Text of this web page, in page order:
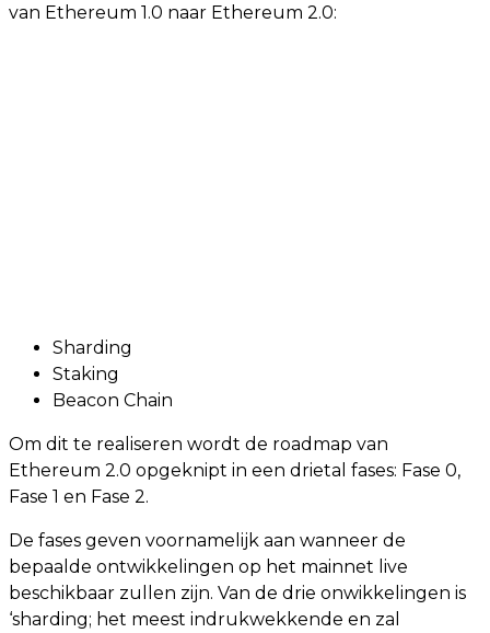
van Ethereum 1.0 naar Ethereum 2.0:
Sharding
Staking
Beacon Chain
Om dit te realiseren wordt de roadmap van
Ethereum 2.0 opgeknipt in een drietal fases: Fase 0,
Fase 1 en Fase 2.
De fases geven voornamelijk aan wanneer de
bepaalde ontwikkelingen op het mainnet live
beschikbaar zullen zijn. Van de drie onwikkelingen is
‘sharding; het meest indrukwekkende en zal